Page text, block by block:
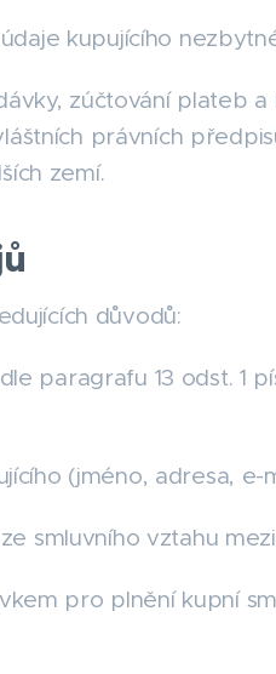
kupujícího
zúčtování plateb
právních
zemí.
důvodů:
paragrafu 13 odst. 1
(jméno, adresa, e-
smluvního vztahu
pro plnění kupní